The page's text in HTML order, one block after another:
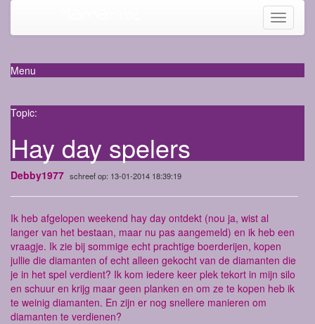
Toggle
Menu
Topic:
Hay day spelers
Debby1977 schreef op: 13-01-2014 18:39:19
Ik heb afgelopen weekend hay day ontdekt (nou ja, wist al
langer van het bestaan, maar nu pas aangemeld) en ik heb een
vraagje. Ik zie bij sommige echt prachtige boerderijen, kopen
jullie die diamanten of echt alleen gekocht van de diamanten die
je in het spel verdient? Ik kom iedere keer plek tekort in mijn silo
en schuur en krijg maar geen planken en om ze te kopen heb ik
te weinig diamanten. En zijn er nog snellere manieren om
diamanten te verdienen?